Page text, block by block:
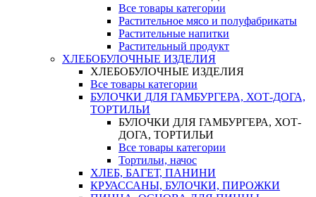
Все товары категории
Растительное мясо и полуфабрикаты
Растительные напитки
Растительный продукт
ХЛЕБОБУЛОЧНЫЕ ИЗДЕЛИЯ
ХЛЕБОБУЛОЧНЫЕ ИЗДЕЛИЯ
Все товары категории
БУЛОЧКИ ДЛЯ ГАМБУРГЕРА, ХОТ-ДОГА,
ТОРТИЛЬИ
БУЛОЧКИ ДЛЯ ГАМБУРГЕРА, ХОТ-
ДОГА, ТОРТИЛЬИ
Все товары категории
Тортильи, начос
ХЛЕБ, БАГЕТ, ПАНИНИ
КРУАССАНЫ, БУЛОЧКИ, ПИРОЖКИ